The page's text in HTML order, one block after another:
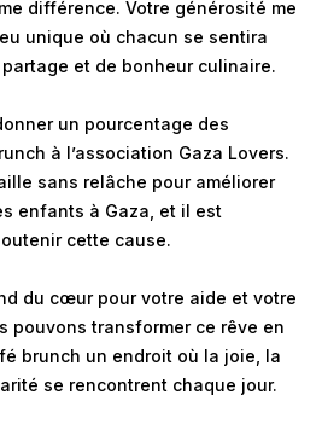
différence. Votre générosité me
unique où chacun se sentira
et de bonheur culinaire.
un pourcentage des
à l’association Gaza Lovers.
sans relâche pour améliorer
enfants à Gaza, et il est
cette cause.
du cœur pour votre aide et votre
pouvons transformer ce rêve en
brunch un endroit où la joie, la
se rencontrent chaque jour.